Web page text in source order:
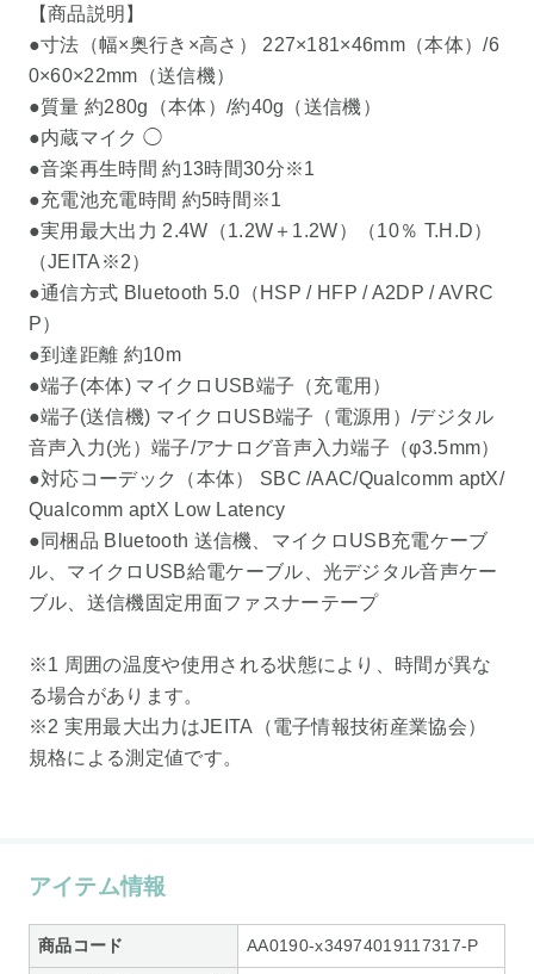
【商品説明】
●寸法（幅×奥行き×高さ） 227×181×46mm（本体）/6
0×60×22mm（送信機）
●質量 約280g（本体）/約40g（送信機）
●内蔵マイク ◯
●音楽再生時間 約13時間30分※1
●充電池充電時間 約5時間※1
●実用最大出力 2.4W（1.2W＋1.2W）（10％ T.H.D）
（JEITA※2）
●通信方式 Bluetooth 5.0（HSP / HFP / A2DP / AVRC
P）
●到達距離 約10m
●端子(本体) マイクロUSB端子（充電用）
●端子(送信機) マイクロUSB端子（電源用）/デジタル
音声入力(光）端子/アナログ音声入力端子（φ3.5mm）
●対応コーデック（本体） SBC /AAC/Qualcomm aptX/
Qualcomm aptX Low Latency
●同梱品 Bluetooth 送信機、マイクロUSB充電ケーブ
ル、マイクロUSB給電ケーブル、光デジタル音声ケー
ブル、送信機固定用面ファスナーテープ
※1 周囲の温度や使用される状態により、時間が異な
る場合があります。
※2 実用最大出力はJEITA（電子情報技術産業協会）
規格による測定値です。
アイテム情報
商品コード AA0190-x34974019117317-P